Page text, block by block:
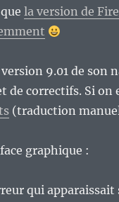
la version de
9.01 de son
de correctifs. Si
(traduction
graphique :
qui